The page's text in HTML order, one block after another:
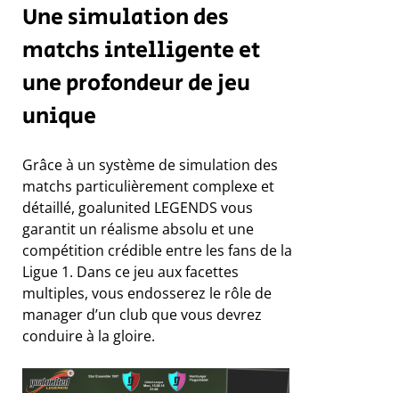
Une simulation des
matchs intelligente et
une profondeur de jeu
unique
Grâce à un système de simulation des
matchs particulièrement complexe et
détaillé, goalunited LEGENDS vous
garantit un réalisme absolu et une
compétition crédible entre les fans de la
Ligue 1. Dans ce jeu aux facettes
multiples, vous endosserez le rôle de
manager d’un club que vous devrez
conduire à la gloire.